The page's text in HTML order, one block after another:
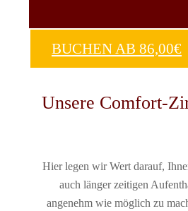
BUCHEN AB 86,00€
Unsere Comfort-
Hier legen wir Wert darauf,
auch länger zeitigen
angenehm wie möglich zu